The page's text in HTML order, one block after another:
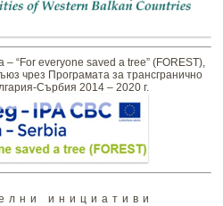
“For everyone saved a tree” (FOREST),
чрез Програмата за трансгранично
Сърбия 2014 – 2020 г.
инициативи